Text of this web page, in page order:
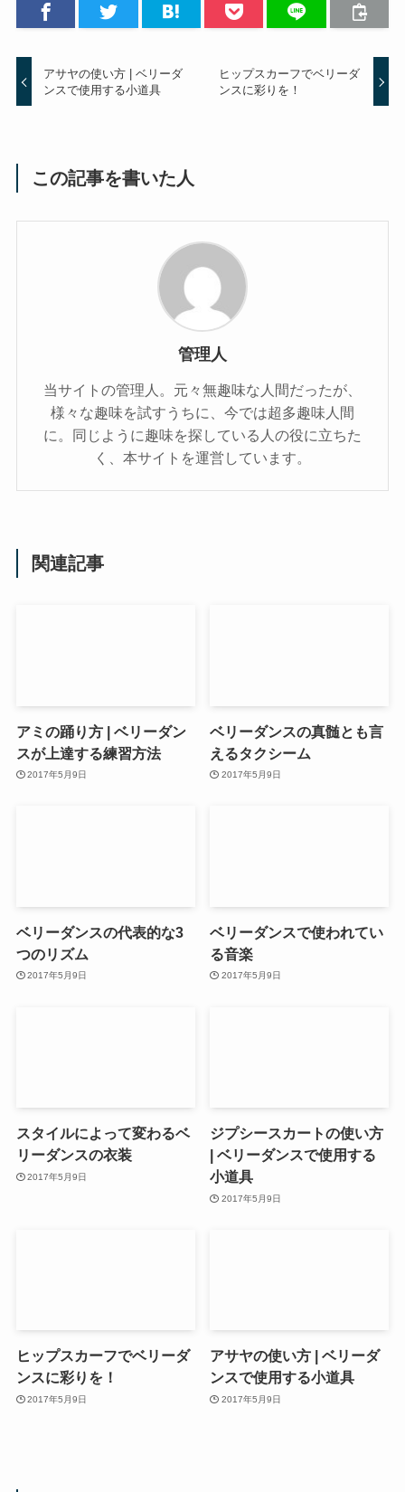
アサヤの使い方 | ベリーダ
ンスで使用する小道具
ヒップスカーフでベリーダ
ンスに彩りを！
この記事を書いた人
管理人
当サイトの管理人。元々無趣味な人間だったが、
様々な趣味を試すうちに、今では超多趣味人間
に。同じように趣味を探している人の役に立ちた
く、本サイトを運営しています。
関連記事
アミの踊り方 | ベリーダン
スが上達する練習方法
2017年5月9日
ベリーダンスの真髄とも言
えるタクシーム
2017年5月9日
ベリーダンスの代表的な3
つのリズム
2017年5月9日
ベリーダンスで使われてい
る音楽
2017年5月9日
スタイルによって変わるベ
リーダンスの衣装
2017年5月9日
ジプシースカートの使い方
| ベリーダンスで使用する
小道具
2017年5月9日
ヒップスカーフでベリーダ
ンスに彩りを！
2017年5月9日
アサヤの使い方 | ベリーダ
ンスで使用する小道具
2017年5月9日